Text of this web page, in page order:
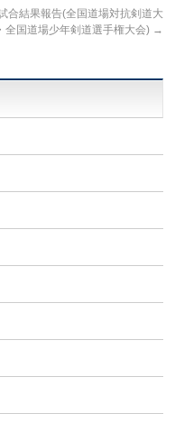
合結果報告(全国道場対抗剣道大
全国道場少年剣道選手権大会) →